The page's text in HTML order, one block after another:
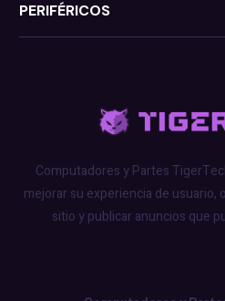
PERIFÉRICOS
Computadores y Partes
mejorar su experiencia de usuario,
sitio y publicar anuncios que